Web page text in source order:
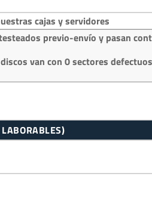
cajas y servidores
previo-envío y pasan
van con 0 sectores